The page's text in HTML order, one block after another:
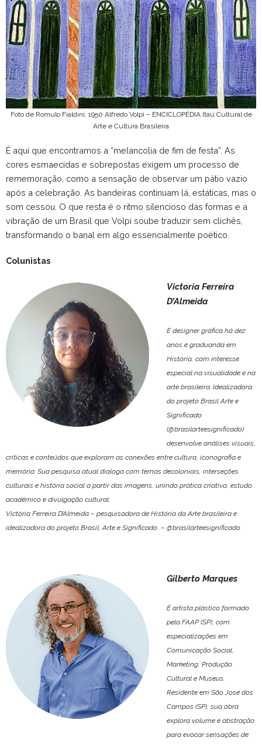
Foto de Romulo Fialdini, 1950 Alfredo Volpi – ENCICLOPÉDIA Itaú Cultural de
Arte e Cultura Brasileira
É aqui que encontramos a “melancolia de fim de festa”. As
cores esmaecidas e sobrepostas exigem um processo de
rememoração, como a sensação de observar um pátio vazio
após a celebração. As bandeiras continuam lá, estáticas, mas o
som cessou. O que resta é o ritmo silencioso das formas e a
vibração de um Brasil que Volpi soube traduzir sem clichês,
transformando o banal em algo essencialmente poético.
Colunistas
Victoria Ferreira
D’Almeida
É designer gráfica há dez
anos e graduanda em
História, com interesse
especial na visualidade e na
arte brasileira. Idealizadora
do projeto Brasil Arte e
Significado
(@brasilarteesignificado)
desenvolve análises visuais,
críticas e conteúdos que exploram as conexões entre cultura, iconografia e
memória. Sua pesquisa atual dialoga com temas decoloniais, interseções
culturais e história social a partir das imagens, unindo prática criativa, estudo
acadêmico e divulgação cultural.
Victória Ferreira D’Almeida – pesquisadora de História da Arte brasileira e
idealizadora do projeto Brasil, Arte e Significado – @brasilarteesignificado
Gilberto Marques
É artista plástico formado
pela FAAP (SP), com
especializações em
Comunicação Social,
Marketing, Produção
Cultural e Museus.
Residente em São José dos
Campos (SP), sua obra
explora volume e abstração
para evocar sensações de